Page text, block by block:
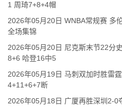
1 周琦7+8+4帽
2026年05月20日 WNBA常规赛 多
全场集锦
2026年05月20日 尼克斯末节22分
8+6 哈登16中5
2026年05月19日 马刺双加时胜雷
4+11+6+7断
2026年05月18日 广厦再胜深圳2-0